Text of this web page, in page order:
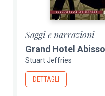
Saggi e narrazioni
Grand Hotel Abisso
Stuart Jeffries
DETTAGLI